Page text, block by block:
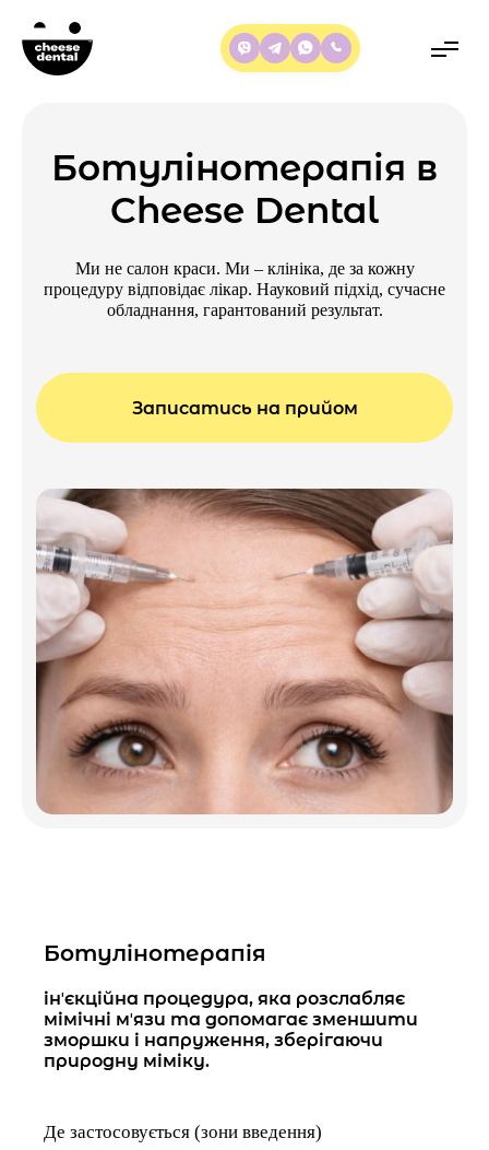
Ботулінотерапія в
Cheese Dental
Ми не салон краси. Ми – клініка, де за кожну
процедуру відповідає лікар. Науковий підхід, сучасне
обладнання, гарантований результат.
Записатись на прийом
Ботулінотерапія
інʼєкційна процедура, яка розслабляє
мімічні мʼязи та допомагає зменшити
зморшки і напруження, зберігаючи
природну міміку.
Де застосовується (зони введення)